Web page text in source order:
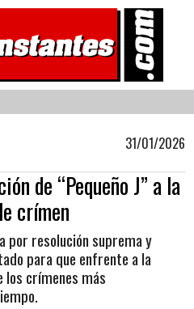
31/01/2026
de “Pequeño J” a la
crímen
por resolución suprema y
para que enfrente a la
los crímenes más